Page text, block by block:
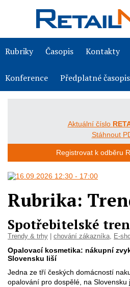
Rubriky Časopis Kontakty
Konference Předplatné
Aktuální číslo
Stáhnout
Registrovat k odběru
Rubrika:
Spotřebitelské
Trendy & trhy chování zákazníka, E-
Opalovací kosmetika: nákupní
Slovensku liší
Jedna ze tří českých domácností
opalování pro dospělé, na Slovensku